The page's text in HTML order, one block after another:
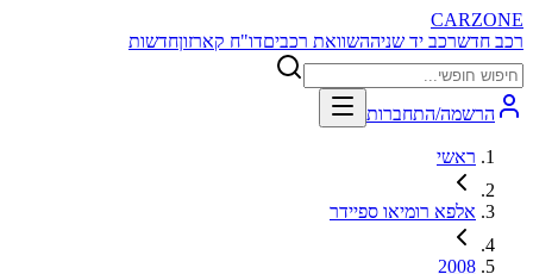
CARZONE
רכב חדשרכב יד שניההשוואת רכביםדו"ח קארזוןחדשות
הרשמה/התחברות
ראשי
אלפא רומיאו ספיידר
2008